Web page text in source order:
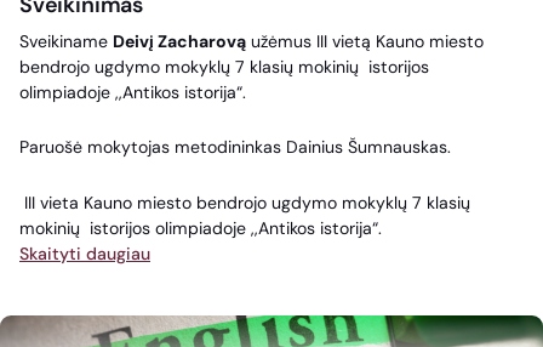
Sveikiname Deivį Zacharovą užėmus III vietą Kauno miesto
bendrojo ugdymo mokyklų 7 klasių mokinių istorijos
olimpiadoje ,,Antikos istorija“.
Paruošė mokytojas metodininkas Dainius Šumnauskas.
III vieta Kauno miesto bendrojo ugdymo mokyklų 7 klasių
mokinių istorijos olimpiadoje ,,Antikos istorija“.
Skaityti daugiau